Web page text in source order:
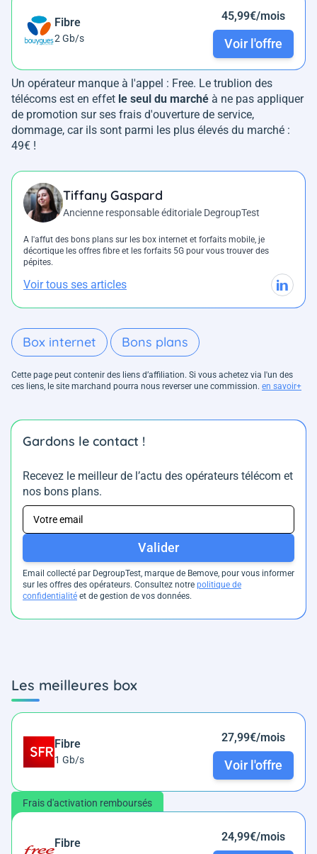
Fibre
2 Gb/s
45,99€/mois
Voir l'offre
Un opérateur manque à l'appel : Free. Le trublion des
télécoms est en effet le seul du marché à ne pas appliquer
de promotion sur ses frais d'ouverture de service,
dommage, car ils sont parmi les plus élevés du marché :
49€ !
Tiffany Gaspard
Ancienne responsable éditoriale DegroupTest
A l'affut des bons plans sur les box internet et forfaits mobile, je
décortique les offres fibre et les forfaits 5G pour vous trouver des
pépites.
Voir tous ses articles
Box internet Bons plans
Cette page peut contenir des liens d’affiliation. Si vous achetez via l'un des
ces liens, le site marchand pourra nous reverser une commission. en savoir+
Gardons le contact !
Recevez le meilleur de l’actu des opérateurs télécom et
nos bons plans.
Valider
Email collecté par DegroupTest, marque de Bemove, pour vous informer
sur les offres des opérateurs. Consultez notre politique de
confidentialité et de gestion de vos données.
Les meilleures box
Fibre
1 Gb/s
27,99€/mois
Voir l'offre
Frais d'activation remboursés
Fibre 24,99€/mois